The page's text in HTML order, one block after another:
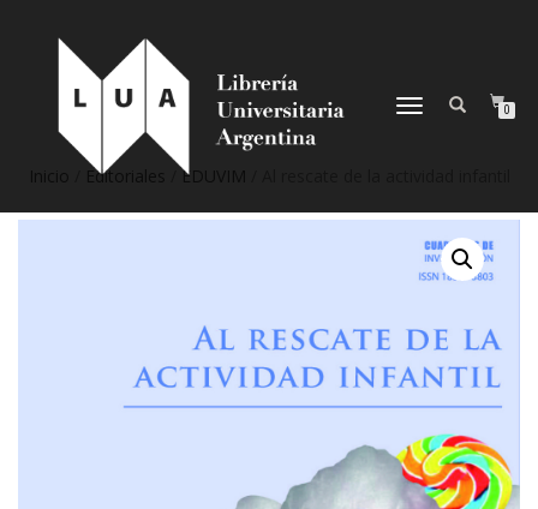
NAVEGACIÓN
0
Editoriales EDUVIM